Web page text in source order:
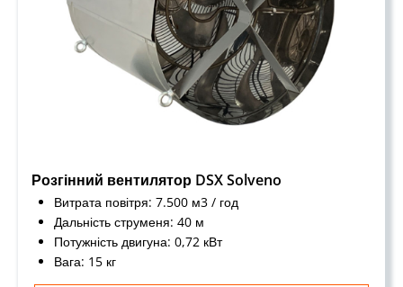
Розгінний вентилятор DSX Solveno
Витрата повітря: 7.500 м3 / год
Дальність струменя: 40 м
Потужність двигуна: 0,72 кВт
Вага: 15 кг